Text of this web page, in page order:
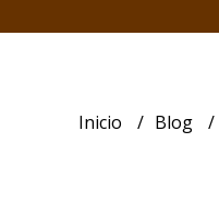
Inicio Blog